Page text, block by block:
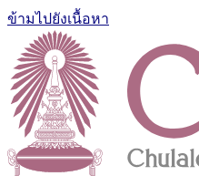
ข้ามไปยังเนื้อหา